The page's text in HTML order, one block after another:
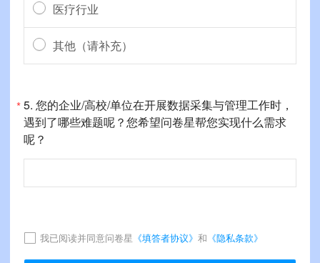
医疗行业
其他（请补充）
*5. 您的企业/高校/单位在开展数据采集与管理工作时，
遇到了哪些难题呢？您希望问卷星帮您实现什么需求
呢？
我已阅读并同意问卷星 《填答者协议》 和 《隐私条款》